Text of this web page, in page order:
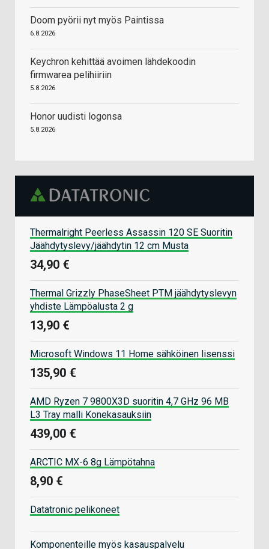
Doom pyörii nyt myös Paintissa
6.8.2026
Keychron kehittää avoimen lähdekoodin
firmwarea pelihiiriin
5.8.2026
Honor uudisti logonsa
5.8.2026
Thermalright Peerless Assassin 120 SE Suoritin
Jäähdytyslevy/jäähdytin 12 cm Musta
34,90 €
Thermal Grizzly PhaseSheet PTM jäähdytyslevyn
yhdiste Lämpöalusta 2 g
13,90 €
Microsoft Windows 11 Home sähköinen lisenssi
135,90 €
AMD Ryzen 7 9800X3D suoritin 4,7 GHz 96 MB
L3 Tray malli Konekasauksiin
439,00 €
ARCTIC MX-6 8g Lämpötahna
8,90 €
Datatronic pelikoneet
Komponenteille myös kasauspalvelu